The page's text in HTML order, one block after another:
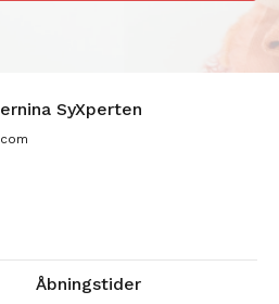
SyXperten
Åbningstider